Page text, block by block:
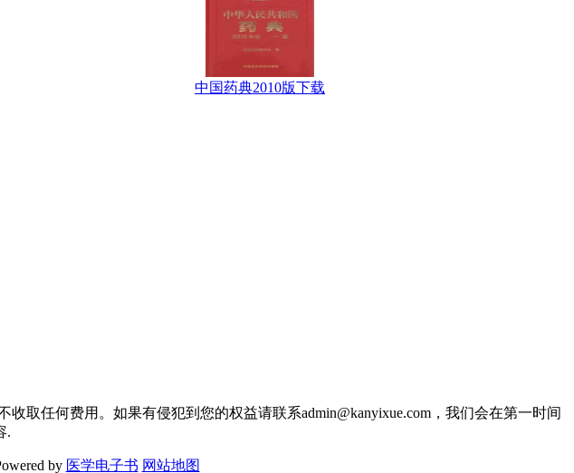
中国药典2010版下载
取任何费用。如果有侵犯到您的权益请联系admin@kanyixue.com，我们会在第一时间
.
by 医学电子书 网站地图